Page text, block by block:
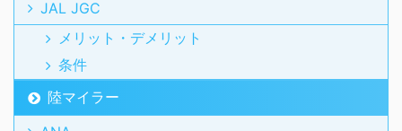
JAL JGC
メリット・デメリット
条件
陸マイラー